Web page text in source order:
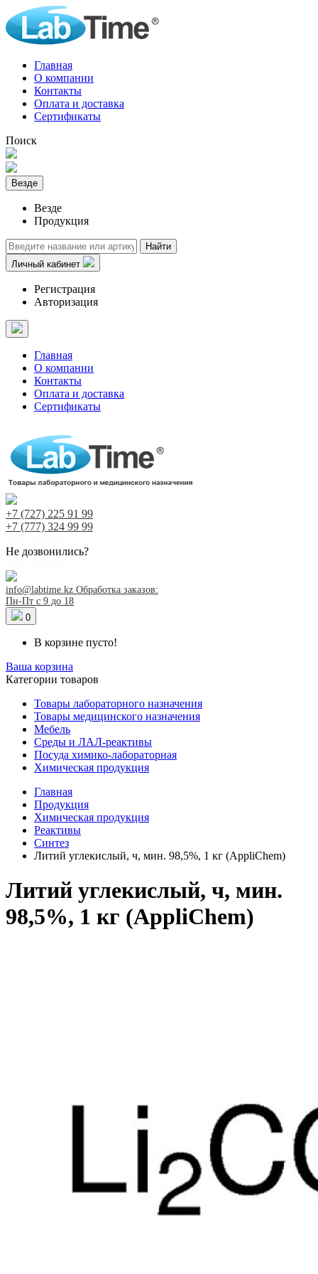
Главная
О компании
Контакты
Оплата и доставка
Сертификаты
Поиск
Везде
Везде
Продукция
Найти
Личный кабинет
Регистрация
Авторизация
Главная
О компании
Контакты
Оплата и доставка
Сертификаты
+7 (727) 225 91 99
+7 (777) 324 99 99
Не дозвонились?
info@labtime.kz Обработка заказов:
Пн-Пт с 9 до 18
0
В корзине пусто!
Ваша корзина
Категории товаров
Товары лабораторного назначения
Товары медицинского назначения
Мебель
Среды и ЛАЛ-реактивы
Посуда химико-лабораторная
Химическая продукция
Главная
Продукция
Химическая продукция
Реактивы
Синтез
Литий углекислый, ч, мин. 98,5%, 1 кг (AppliChem)
Литий углекислый, ч, мин.
98,5%, 1 кг (AppliChem)